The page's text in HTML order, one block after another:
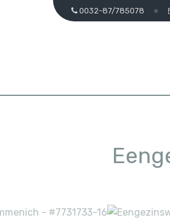
0032-87/785078